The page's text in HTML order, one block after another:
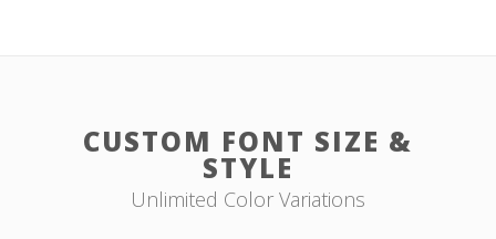
CUSTOM FONT SIZE &
STYLE
Unlimited Color Variations